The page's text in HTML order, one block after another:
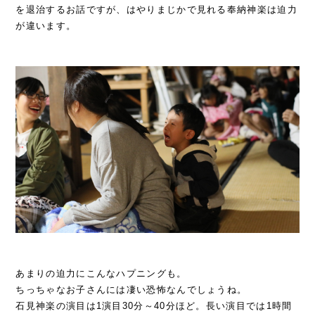
を退治するお話ですが、はやりまじかで見れる奉納神楽は迫力
が違います。
あまりの迫力にこんなハプニングも。
ちっちゃなお子さんには凄い恐怖なんでしょうね。
石見神楽の演目は1演目30分～40分ほど。長い演目では1時間